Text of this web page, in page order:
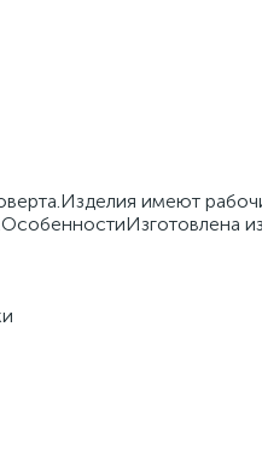
имеют
из